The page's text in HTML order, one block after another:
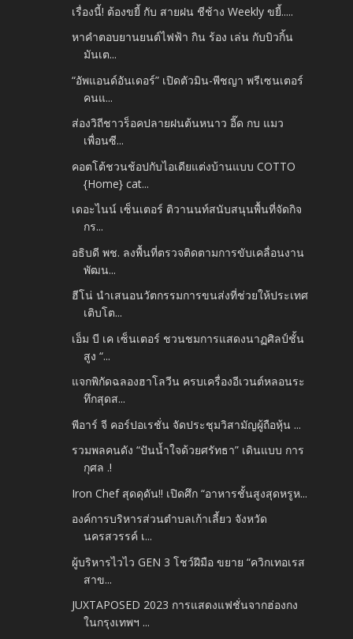
เรื่องนี้! ต้องขยี้ กับ สายฝน ชีช้าง Weekly ขยี้.....
หาคำตอบยานยนต์ไฟฟ้า กิน ร้อง เล่น กับบิวกิ้น
มันเต...
“อัพแอนด์อันเดอร์” เปิดตัวมิน-พีชญา พรีเซนเตอร์
คนแ...
ส่องวิถีชาวร็อคปลายฝนต้นหนาว อี๊ด​ กบ แมว
เพื่อนซี...
คอตโต้ชวนช้อปกับไอเดียแต่งบ้านแบบ COTTO
{Home} cat...
เดอะไนน์ เซ็นเตอร์ ติวานนท์สนับสนุนพื้นที่จัดกิจ
กร...
อธิบดี พช. ลงพื้นที่ตรวจติดตามการขับเคลื่อนงาน
พัฒน...
ฮีโน่ นำเสนอนวัตกรรมการขนส่งที่ช่วยให้ประเทศ
เติบโต...
เอ็ม บี เค เซ็นเตอร์ ชวนชมการแสดงนาฏศิลป์ชั้น
สูง “...
แจกพิกัดฉลองฮาโลวีน ครบเครื่องอีเวนต์หลอนระ
ทึกสุดส...
พีอาร์ จี คอร์ปอเรชั่น จัดประชุมวิสามัญผู้ถือหุ้น ...
รวมพลคนดัง “ปันน้ำใจด้วยศรัทธา” เดินแบบ การ
กุศล .!
Iron Chef สุดดุดัน!! เปิดศึก “อาหารชั้นสูงสุดหรูห...
องค์การบริหารส่วนตำบลเก้าเลี้ยว จังหวัด
นครสวรรค์ เ...
ผู้บริหารไวไว GEN 3 โชว์ฝีมือ ขยาย “ควิกเทอเรส
สาข...
JUXTAPOSED 2023 การแสดงแฟชั่นจากฮ่องกง
ในกรุงเทพฯ ...